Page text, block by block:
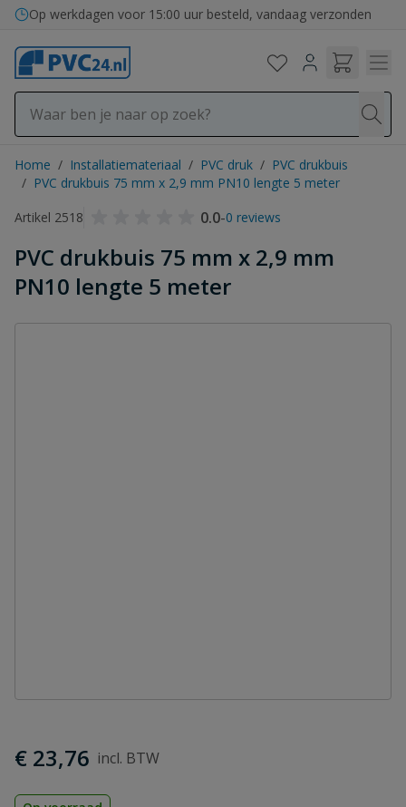
Ga naar de inhoud
Op werkdagen voor 15:00 uur besteld, vandaag verzonden
Home / Installatiemateriaal / PVC druk / PVC drukbuis
/ PVC drukbuis 75 mm x 2,9 mm PN10 lengte 5 meter
Artikel 2518
0.0-0 reviews
PVC drukbuis 75 mm x 2,9 mm
PN10 lengte 5 meter
€ 23,76